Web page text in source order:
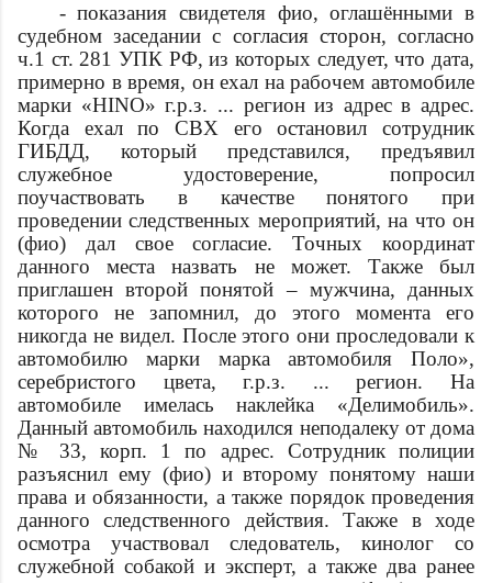
- показания свидетеля фио, оглашёнными в
судебном заседании с согласия сторон, согласно
ч.1 ст. 281 УПК РФ, из которых следует, что дата,
примерно ввремя, он ехал на рабочем автомобиле
марки «HINO» г.р.з. ... регион из адресв адрес.
Когда ехал по СВХ его остановил сотрудник
ГИБДД, который представился, предъявил
служебное удостоверение, попросил
поучаствовать в качестве понятого при
проведении следственных мероприятий, на что он
(фио) дал свое согласие. Точных координат
данного места назвать не может. Также был
приглашен второй понятой – мужчина, данных
которого не запомнил, до этого момента его
никогда не видел. После этого они проследовали к
автомобилю марки марка автомобиля Поло»,
серебристого цвета, г.р.з. ... регион. На
автомобиле имелась наклейка «Делимобиль».
Данный автомобиль находился неподалеку от дома
№ 33, корп. 1 по адрес. Сотрудник полиции
разъяснил ему (фио) и второму понятому наши
права и обязанности, а также порядок проведения
данного следственного действия. Также в ходе
осмотра участвовал следователь, кинолог со
служебной собакой и эксперт, а также два ранее